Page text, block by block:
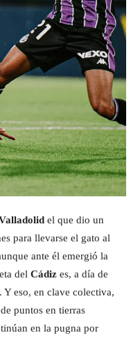
el que dio un
para llevarse el gato al
ante él emergió la
del Cádiz es, a día de
eso, en clave colectiva,
puntos en tierras
en la pugna por